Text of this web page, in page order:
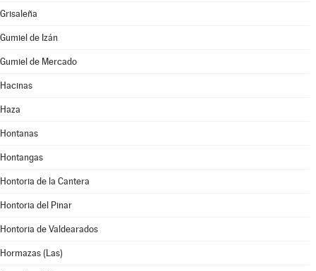
Grisaleña
Gumiel de Izán
Gumiel de Mercado
Hacinas
Haza
Hontanas
Hontangas
Hontoria de la Cantera
Hontoria del Pinar
Hontoria de Valdearados
Hormazas (Las)